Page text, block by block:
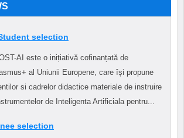
selection
AI este o inițiativă cofinanțată de
al Uniunii Europene, care își propune
si cadrelor didactice materiale de instruire
de Inteligenta Artificiala pentru...
selection